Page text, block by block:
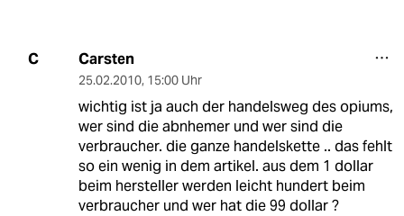
C Carsten
25.02.2010, 15:00 Uhr
wichtig ist ja auch der handelsweg des opiums,
wer sind die abnhemer und wer sind die
verbraucher. die ganze handelskette .. das fehlt
so ein wenig in dem artikel. aus dem 1 dollar
beim hersteller werden leicht hundert beim
verbraucher und wer hat die 99 dollar ?